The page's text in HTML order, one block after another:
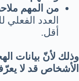
من المهم
العدد
أقل.
وذلك لأنّ بيانات
الأشخاص قد لا